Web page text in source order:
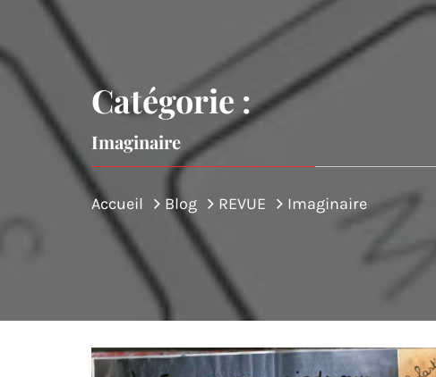
Catégorie :
Imaginaire
Accueil Blog REVUE Imaginaire